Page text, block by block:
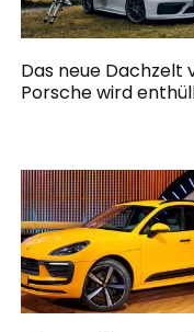
Das neue Dachzelt
Porsche wird